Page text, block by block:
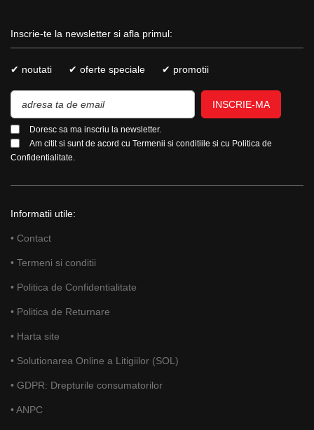
Inscrie-te la newsletter si afla primul:
✔ noutati ✔ oferte speciale ✔ promotii
INSCRIE-MA
Doresc sa ma inscriu la newsletter.
Am citit si sunt de acord cu Termenii si conditiile si cu Politica de
Confidentialitate.
Informatii utile:
• Contact
• Termeni si conditii
• Politica de Confidentialitate
• Politica de Returnare
• Harta site
• Solutionarea Online a Litigiilor (SOL)
• GDPR: Drepturile consumatorilor
• ANPC